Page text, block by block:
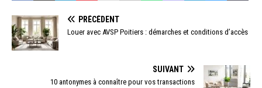
PRÉCÉDENT
Louer avec AVSP Poitiers : démarches et conditions d’accès
SUIVANT
10 antonymes à connaître pour vos transactions